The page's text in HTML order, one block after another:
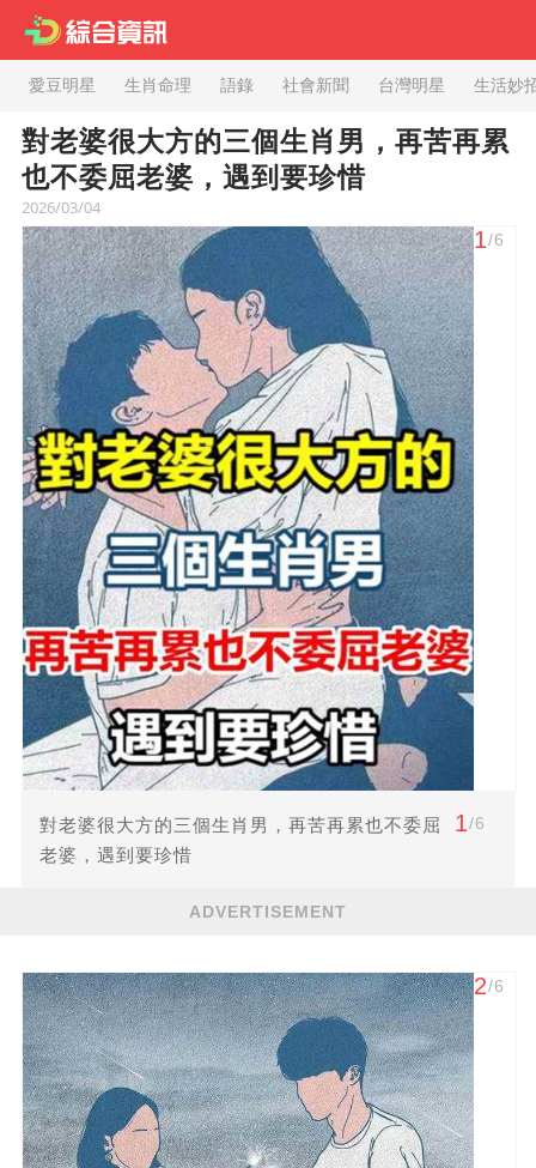
愛豆明星 生肖命理 語錄 社會新聞 台灣明星 生活妙
對老婆很大方的三個生肖男，再苦再累
也不委屈老婆，遇到要珍惜
2026/03/04
1/6
對老婆很大方的三個生肖男，再苦再累也不委屈
老婆，遇到要珍惜
1/6
ADVERTISEMENT
2/6